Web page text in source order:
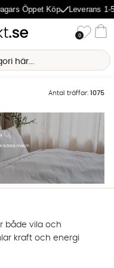
Köp Leverans 1-5 Dagar
0
Antal träffar: 1075
både vila och
kraft och energi
vi att sovrummet